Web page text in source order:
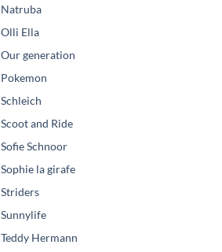
Natruba
Olli Ella
Our generation
Pokemon
Schleich
Scoot and Ride
Sofie Schnoor
Sophie la girafe
Striders
Sunnylife
Teddy Hermann